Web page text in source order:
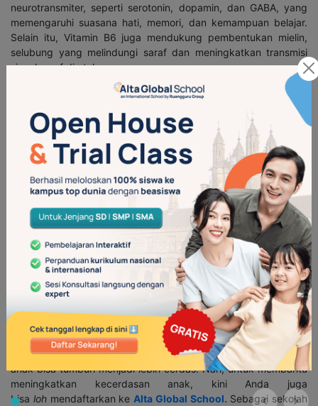
neurotransmiter, seperti serotonin, dopamin, dan GABA, yang
memengaruhi suasana hati, memori, dan kemampuan belajar.
Selain itu, Vitamin B6 juga mendukung pembentukan mielin,
selubung yang melindungi saraf dan meningkatkan transmisi
sinyal saraf di otak.
9. Asam Folat
Asam folat sangat penting untuk perkembangan otak, terutama
selama kehamilan dan masa kanak-kanak. Ini berperan dalam
pembentukan dan perbaikan DNA serta produksi sel darah
merah. Asam folat juga mendukung perkembangan sistem
saraf pusat dan meminimalkan risiko cacat tabung saraf pada
janin, yang merupakan cikal bakal otak dan sumsum tulang
belakang. Kekurangan asam folat dapat menyebabkan masalah
perkembangan otak dan saraf pada anak.
—
Jadi, itulah vitamin yang dapat Anda berikan untuk anak, guna
membantu perkembangan otaknya. Bantulah anak untuk
memenuhi semua kebutuhan vitamin di atas, agar
perkembangan otak mereka dapat berjalan dengan baik dan
anak bisa tumbuh menjadi lebih cerdas. Nah, untuk membantu
meningkatkan kecerdasan anak, kini Anda juga
bisa loh mendaftarkan ke Alta Global School. Sebagai sekolah